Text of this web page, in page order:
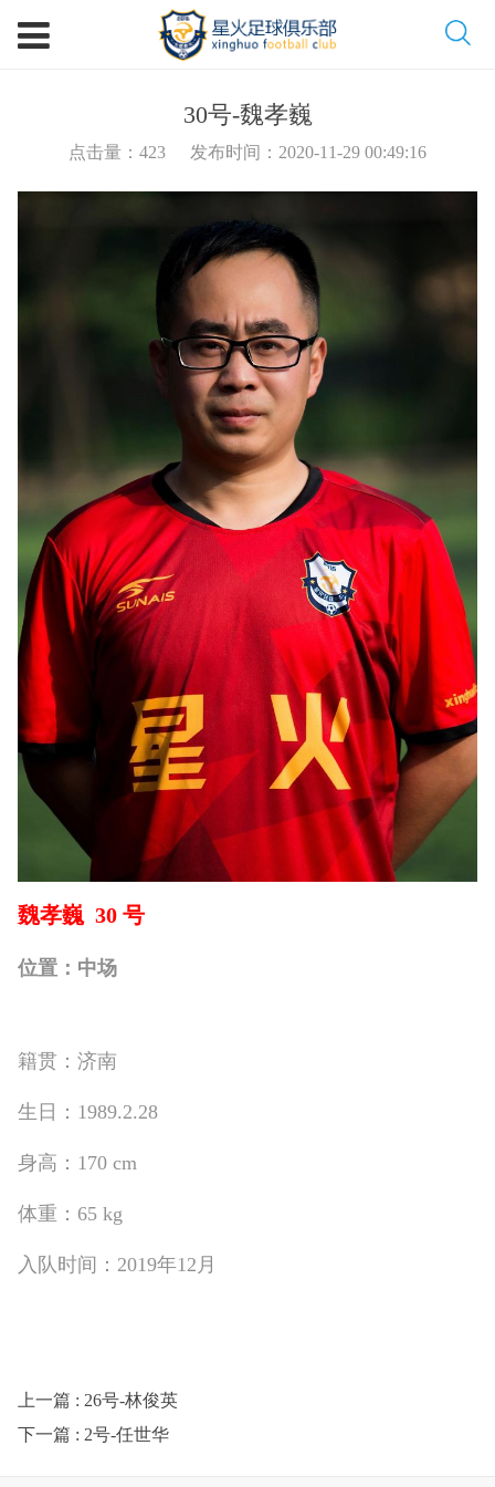
30号-魏孝巍
点击量： 423 发布时间：2020-11-29 00:49:16
魏孝巍 30 号
位置：中场
籍贯：济南
生日：1989.2.28
身高：170 cm
体重：65 kg
入队时间：2019年12月
上一篇 : 26号-林俊英
下一篇 : 2号-任世华